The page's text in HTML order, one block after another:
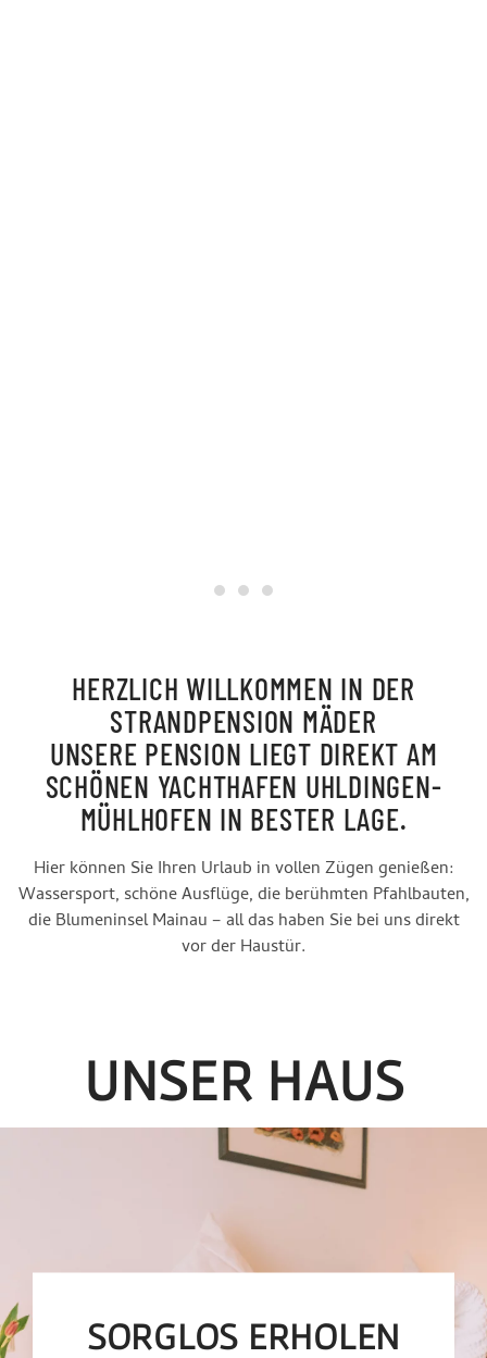
Strandpension
HERZLICH WILLKOMMEN IN DER
STRANDPENSION MÄDER
UNSERE PENSION LIEGT DIREKT AM
SCHÖNEN YACHTHAFEN UHLDINGEN-
MÜHLHOFEN IN BESTER LAGE.
Hier können Sie Ihren Urlaub in vollen Zügen genießen:
Wassersport, schöne Ausflüge, die berühmten Pfahlbauten,
die Blumeninsel Mainau – all das haben Sie bei uns direkt
vor der Haustür.
UNSER HAUS
SORGLOS ERHOLEN